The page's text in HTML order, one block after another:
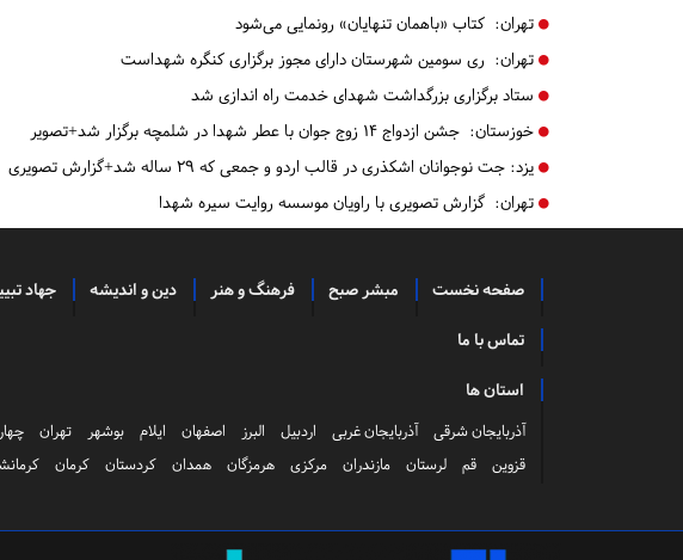
تهران: کتاب «باهمان تنهایان» رونمایی می‌شود
تهران: ری سومین شهرستان دارای مجوز برگزاری کنگره شهداست
ستاد برگزاری بزرگداشت شهدای خدمت راه اندازی شد
خوزستان: جشن ازدواج ۱۴ زوج جوان با عطر شهدا در شلمچه برگزار شد+تصویر
یزد: جت نوجوانان اشکذری در قالب اردو و جمعی که ۲۹ ساله شد+گزارش تصویری
تهران: گزارش تصویری با راویان موسسه روایت سیره شهدا
صفحه نخست مبشر صبح فرهنگ و هنر دین و اندیشه جهاد
تماس با ما
استان ها
آذربایجان شرقی آذربایجان غربی اردبیل البرز اصفهان ایلام بوشهر تهران
قزوین
قم لرستان مازندران مرکزی هرمزگان همدان کردستان کرمان